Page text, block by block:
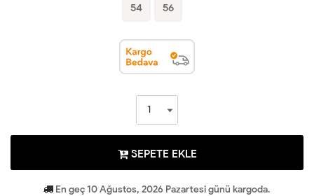
54 56
SEPETE EKLE
En geç 10 Ağustos, 2026 Pazartesi günü kargoda.